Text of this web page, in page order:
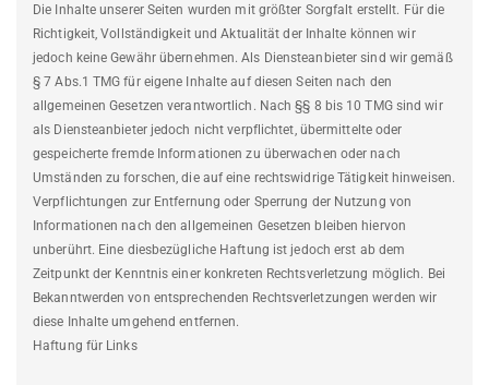
Die Inhalte unserer Seiten wurden mit größter Sorgfalt erstellt. Für die
Richtigkeit, Vollständigkeit und Aktualität der Inhalte können wir
jedoch keine Gewähr übernehmen. Als Diensteanbieter sind wir gemäß
§ 7 Abs.1 TMG für eigene Inhalte auf diesen Seiten nach den
allgemeinen Gesetzen verantwortlich. Nach §§ 8 bis 10 TMG sind wir
als Diensteanbieter jedoch nicht verpflichtet, übermittelte oder
gespeicherte fremde Informationen zu überwachen oder nach
Umständen zu forschen, die auf eine rechtswidrige Tätigkeit hinweisen.
Verpflichtungen zur Entfernung oder Sperrung der Nutzung von
Informationen nach den allgemeinen Gesetzen bleiben hiervon
unberührt. Eine diesbezügliche Haftung ist jedoch erst ab dem
Zeitpunkt der Kenntnis einer konkreten Rechtsverletzung möglich. Bei
Bekanntwerden von entsprechenden Rechtsverletzungen werden wir
diese Inhalte umgehend entfernen.
Haftung für Links